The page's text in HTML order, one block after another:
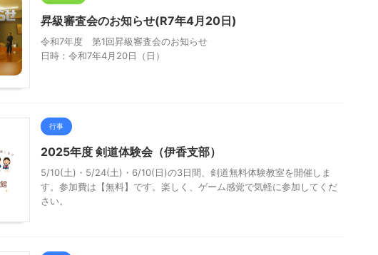
昇級審査会のお知らせ(R7年4月20日)
令和7年度 第1回昇級審査会のお知らせ
日時：令和7年4月20日（日）
行事
2025年度 剣道体験会（伊香支部）
5/10(土)・5/24(土)・6/10(日)の3日間、剣道無料体験教室を開催しま
す。参加費は【無料】です。楽しく、ゲーム感覚で気軽に参加してくだ
さい。